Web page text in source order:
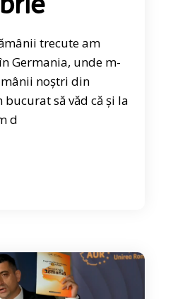
trecute am
Germania, unde m-
noștri din
să văd că și la
d